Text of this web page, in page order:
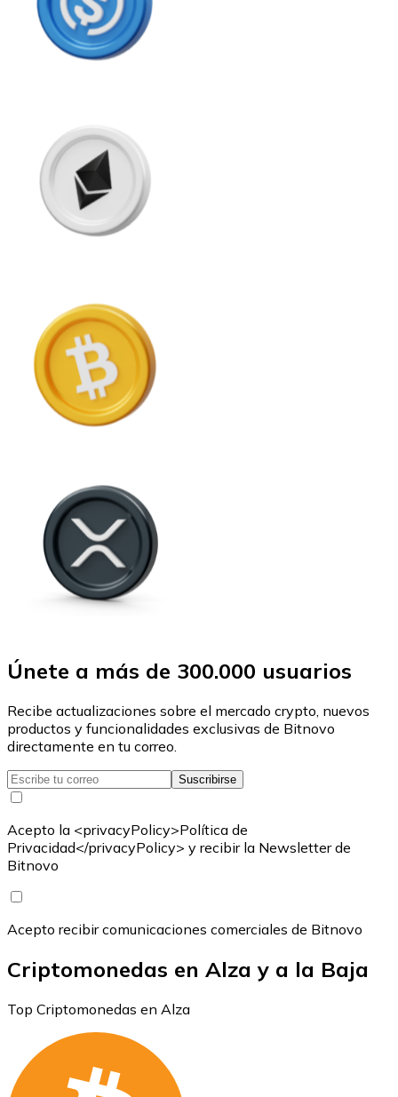
Únete a más de 300.000 usuarios
Recibe actualizaciones sobre el mercado crypto, nuevos
productos y funcionalidades exclusivas de Bitnovo
directamente en tu correo.
Suscribirse
Acepto la <privacyPolicy>Política de
Privacidad</privacyPolicy> y recibir la Newsletter de
Bitnovo
Acepto recibir comunicaciones comerciales de Bitnovo
Criptomonedas en Alza y a la Baja
Top Criptomonedas en Alza